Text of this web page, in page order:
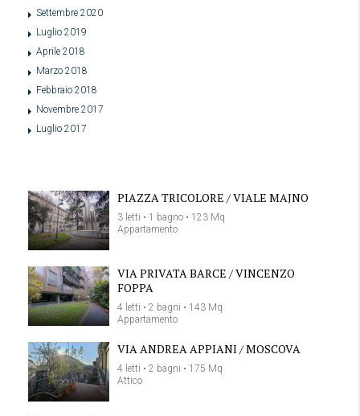
Settembre 2020
Luglio 2019
Aprile 2018
Marzo 2018
Febbraio 2018
Novembre 2017
Luglio 2017
PIAZZA TRICOLORE / VIALE MAJNO
3 letti • 1 bagno • 123 Mq
Appartamento
VIA PRIVATA BARCE / VINCENZO
FOPPA
4 letti • 2 bagni • 143 Mq
Appartamento
VIA ANDREA APPIANI / MOSCOVA
4 letti • 2 bagni • 175 Mq
Attico